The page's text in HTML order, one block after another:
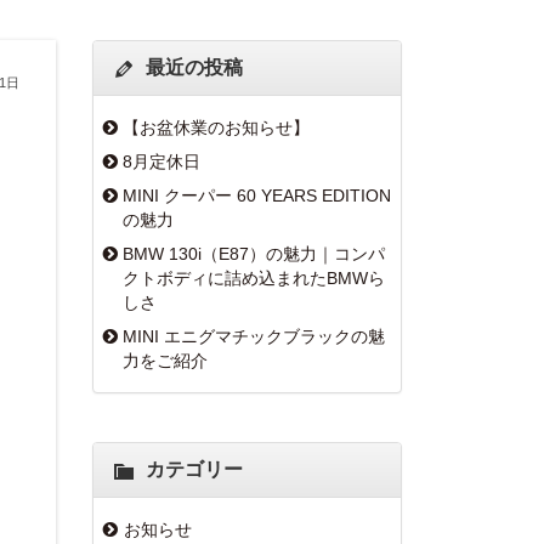
日
最近の投稿
【お盆休業のお知らせ】
8月定休日
MINI クーパー 60 YEARS EDITION
の魅力
BMW 130i（E87）の魅力｜コンパ
クトボディに詰め込まれたBMWら
しさ
MINI エニグマチックブラックの魅
力をご紹介
カテゴリー
お知らせ